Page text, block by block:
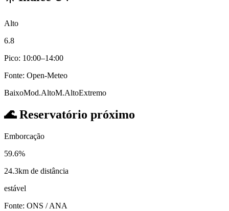
Alto
6.8
Pico: 10:00–14:00
Fonte: Open-Meteo
BaixoMod.AltoM.AltoExtremo
🌊Reservatório próximo
Emborcação
59.6%
24.3km de distância
estável
Fonte: ONS / ANA